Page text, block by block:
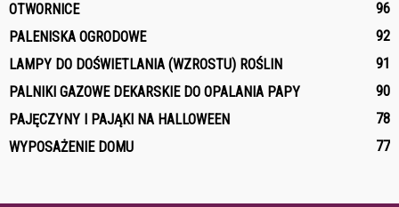
OTWORNICE
96
PALENISKA OGRODOWE
92
LAMPY DO DOŚWIETLANIA (WZROSTU) ROŚLIN
91
PALNIKI GAZOWE DEKARSKIE DO OPALANIA PAPY
90
PAJĘCZYNY I PAJĄKI NA HALLOWEEN
78
WYPOSAŻENIE DOMU
77